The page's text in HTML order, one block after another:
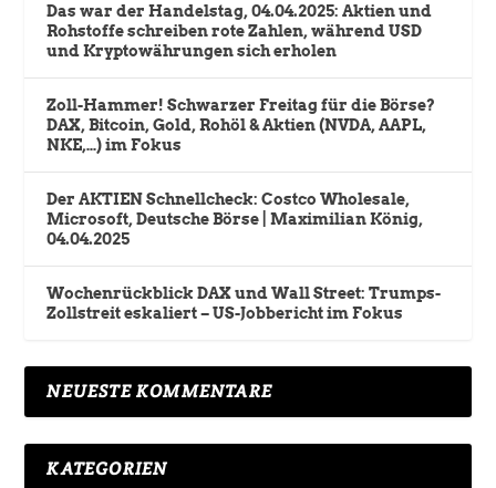
Das war der Handelstag, 04.04.2025: Aktien und
Rohstoffe schreiben rote Zahlen, während USD
und Kryptowährungen sich erholen
Zoll-Hammer! Schwarzer Freitag für die Börse?
DAX, Bitcoin, Gold, Rohöl & Aktien (NVDA, AAPL,
NKE,…) im Fokus
Der AKTIEN Schnellcheck: Costco Wholesale,
Microsoft, Deutsche Börse | Maximilian König,
04.04.2025
Wochenrückblick DAX und Wall Street: Trumps-
Zollstreit eskaliert – US-Jobbericht im Fokus
NEUESTE KOMMENTARE
KATEGORIEN